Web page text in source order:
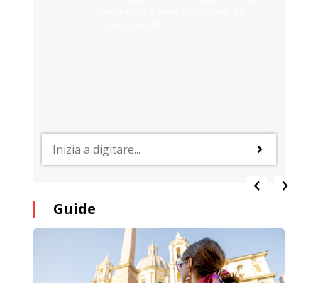
Guide